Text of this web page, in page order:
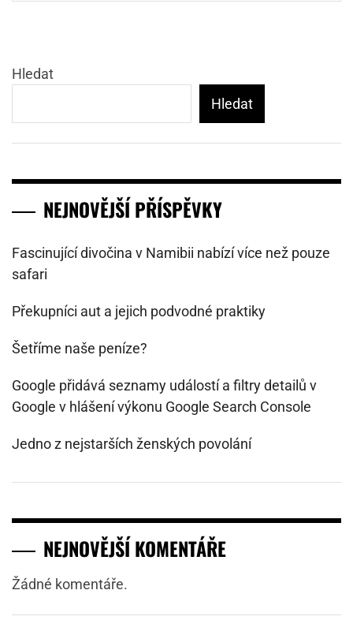
Hledat
Hledat
NEJNOVĚJŠÍ PŘÍSPĚVKY
Fascinující divočina v Namibii nabízí více než pouze
safari
Překupníci aut a jejich podvodné praktiky
Šetříme naše peníze?
Google přidává seznamy událostí a filtry detailů v
Google v hlášení výkonu Google Search Console
Jedno z nejstarších ženských povolání
NEJNOVĚJŠÍ KOMENTÁŘE
Žádné komentáře.